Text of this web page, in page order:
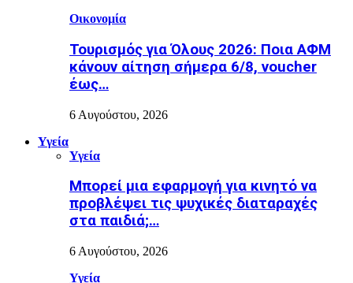
Οικονομία
Τουρισμός για Όλους 2026: Ποια ΑΦΜ
κάνουν αίτηση σήμερα 6/8, voucher
έως…
6 Αυγούστου, 2026
Υγεία
Υγεία
Μπορεί μια εφαρμογή για κινητό να
προβλέψει τις ψυχικές διαταραχές
στα παιδιά;…
6 Αυγούστου, 2026
Υγεία